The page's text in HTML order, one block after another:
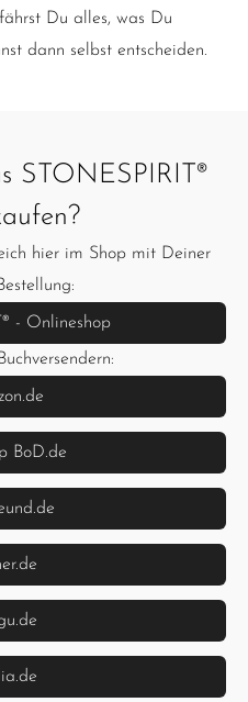
Du alles, was Du
dann selbst entscheiden.
STONESPIRIT®
hier im Shop mit Deiner
- Onlineshop
BoD.de